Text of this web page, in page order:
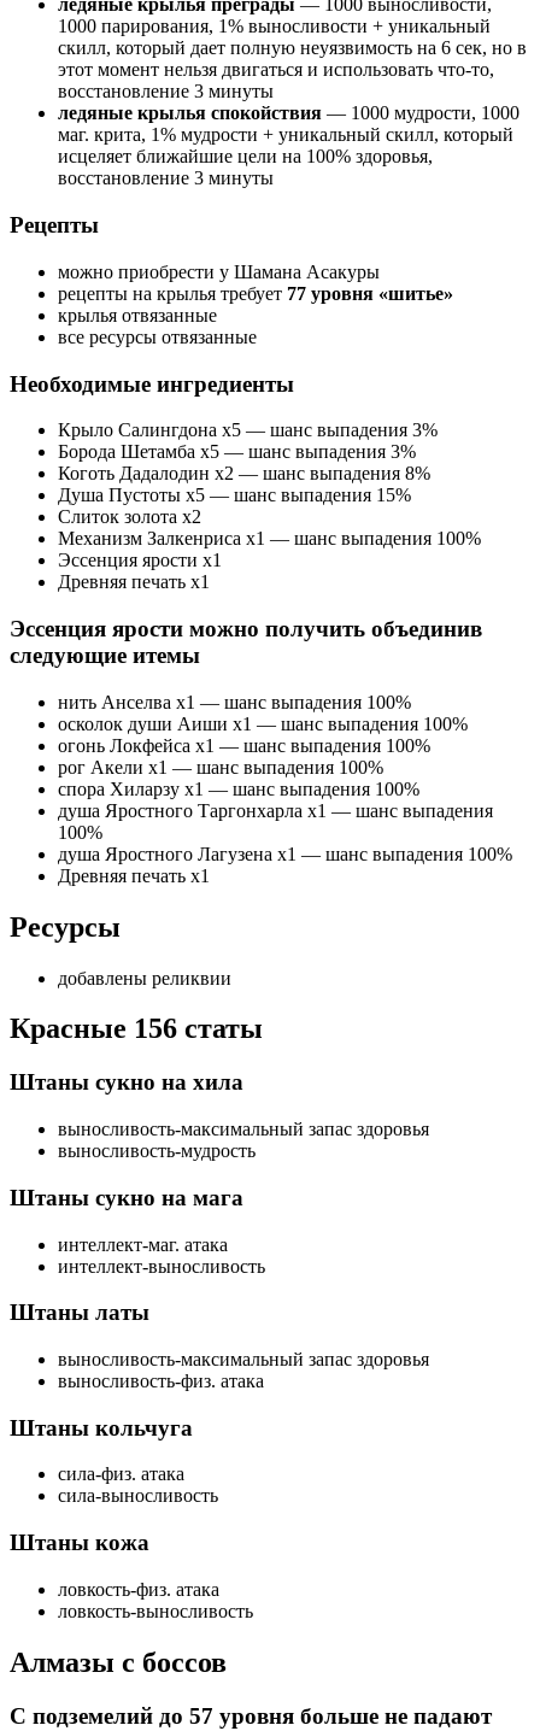
ледяные крылья преграды — 1000 выносливости,
1000 парирования, 1% выносливости + уникальный
скилл, который дает полную неуязвимость на 6 сек, но в
этот момент нельзя двигаться и использовать что-то,
восстановление 3 минуты
ледяные крылья спокойствия — 1000 мудрости, 1000
маг. крита, 1% мудрости + уникальный скилл, который
исцеляет ближайшие цели на 100% здоровья,
восстановление 3 минуты
Рецепты
можно приобрести у Шамана Асакуры
рецепты на крылья требует 77 уровня «шитье»
крылья отвязанные
все ресурсы отвязанные
Необходимые ингредиенты
Крыло Салингдона х5 — шанс выпадения 3%
Борода Шетамба х5 — шанс выпадения 3%
Коготь Дадалодин х2 — шанс выпадения 8%
Душа Пустоты х5 — шанс выпадения 15%
Слиток золота х2
Механизм Залкенриса х1 — шанс выпадения 100%
Эссенция ярости х1
Древняя печать х1
Эссенция ярости можно получить объединив
следующие итемы
нить Анселва х1 — шанс выпадения 100%
осколок души Аиши х1 — шанс выпадения 100%
огонь Локфейса х1 — шанс выпадения 100%
рог Акели х1 — шанс выпадения 100%
спора Хиларзу х1 — шанс выпадения 100%
душа Яростного Таргонхарла х1 — шанс выпадения
100%
душа Яростного Лагузена х1 — шанс выпадения 100%
Древняя печать х1
Ресурсы
добавлены реликвии
Красные 156 статы
Штаны сукно на хила
выносливость-максимальный запас здоровья
выносливость-мудрость
Штаны сукно на мага
интеллект-маг. атака
интеллект-выносливость
Штаны латы
выносливость-максимальный запас здоровья
выносливость-физ. атака
Штаны кольчуга
сила-физ. атака
сила-выносливость
Штаны кожа
ловкость-физ. атака
ловкость-выносливость
Алмазы с боссов
С подземелий до 57 уровня больше не падают